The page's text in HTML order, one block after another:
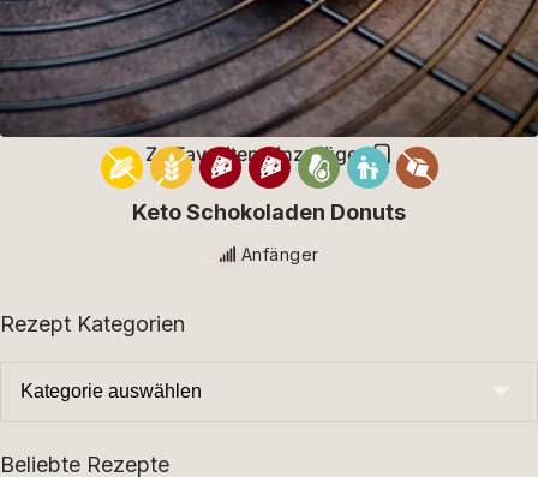
Zu Favoriten hinzufügen
Keto Schokoladen Donuts
Anfänger
Rezept Kategorien
Beliebte Rezepte